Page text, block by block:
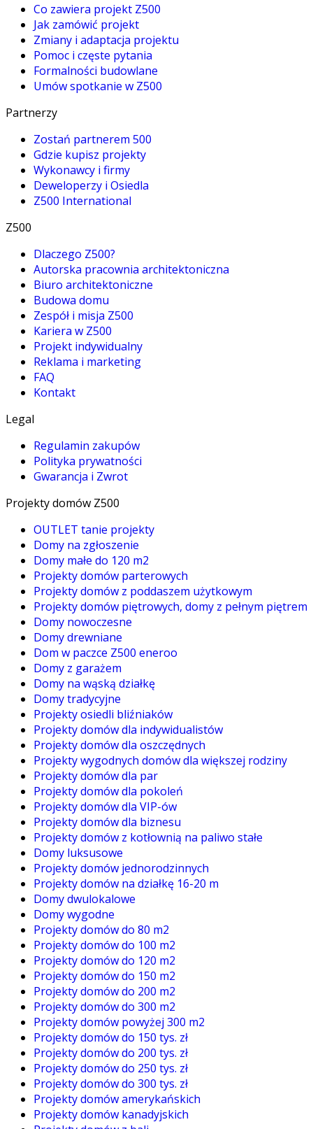
Co zawiera projekt Z500
Jak zamówić projekt
Zmiany i adaptacja projektu
Pomoc i częste pytania
Formalności budowlane
Umów spotkanie w Z500
Partnerzy
Zostań partnerem 500
Gdzie kupisz projekty
Wykonawcy i firmy
Deweloperzy i Osiedla
Z500 International
Z500
Dlaczego Z500?
Autorska pracownia architektoniczna
Biuro architektoniczne
Budowa domu
Zespół i misja Z500
Kariera w Z500
Projekt indywidualny
Reklama i marketing
FAQ
Kontakt
Legal
Regulamin zakupów
Polityka prywatności
Gwarancja i Zwrot
Projekty domów Z500
OUTLET tanie projekty
Domy na zgłoszenie
Domy małe do 120 m2
Projekty domów parterowych
Projekty domów z poddaszem użytkowym
Projekty domów piętrowych, domy z pełnym piętrem
Domy nowoczesne
Domy drewniane
Dom w paczce Z500 eneroo
Domy z garażem
Domy na wąską działkę
Domy tradycyjne
Projekty osiedli bliźniaków
Projekty domów dla indywidualistów
Projekty domów dla oszczędnych
Projekty wygodnych domów dla większej rodziny
Projekty domów dla par
Projekty domów dla pokoleń
Projekty domów dla VIP-ów
Projekty domów dla biznesu
Projekty domów z kotłownią na paliwo stałe
Domy luksusowe
Projekty domów jednorodzinnych
Projekty domów na działkę 16-20 m
Domy dwulokalowe
Domy wygodne
Projekty domów do 80 m2
Projekty domów do 100 m2
Projekty domów do 120 m2
Projekty domów do 150 m2
Projekty domów do 200 m2
Projekty domów do 300 m2
Projekty domów powyżej 300 m2
Projekty domów do 150 tys. zł
Projekty domów do 200 tys. zł
Projekty domów do 250 tys. zł
Projekty domów do 300 tys. zł
Projekty domów amerykańskich
Projekty domów kanadyjskich